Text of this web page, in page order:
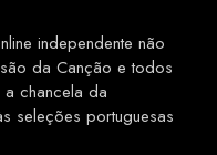
independente não
da Canção e todos
chancela da
seleções portuguesas